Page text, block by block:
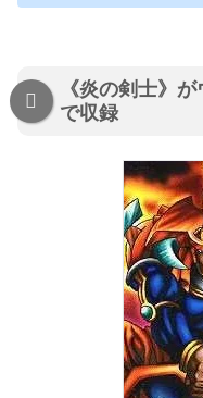
《炎の剣士》
で収録